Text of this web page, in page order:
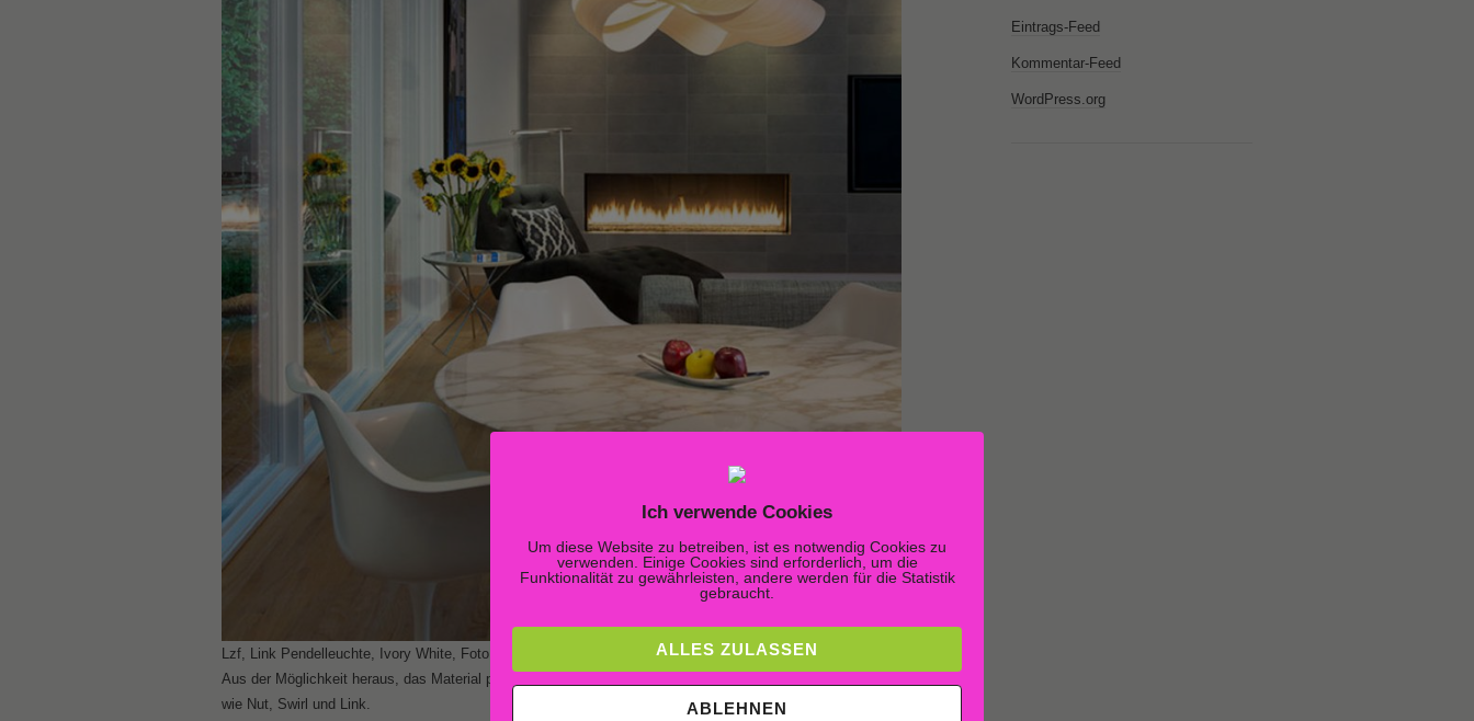
Lzf, Link Pendelleuchte, Ivory White, Foto: lzf
Aus der Möglichkeit heraus, das Material problemlos biegen zu können, hat lzf Leuchtenschirme entwickelt
wie Nut, Swirl und Link.
Eintrags-Feed
Kommentar-Feed
WordPress.org
Ich verwende Cookies
Um diese Website zu betreiben, ist es notwendig Cookies zu
verwenden. Einige Cookies sind erforderlich, um die
Funktionalität zu gewährleisten, andere werden für die Statistik
gebraucht.
ALLES ZULASSEN
ABLEHNEN